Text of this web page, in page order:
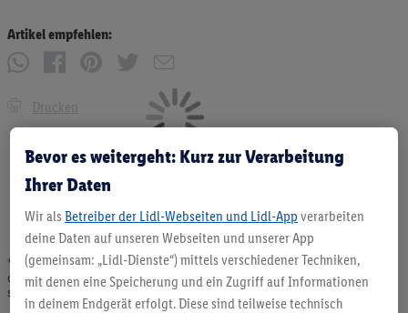
Artikel empfehlen:
Drucken
* Angebote solange Vorrat. Abgabe nur in haushaltsüblichen Mengen. Verkauf
ohne Dekoration. Die hier beworbenen Produkte, vor allem NonFood-Produkte,
sind nicht alle dauerhaft im Sortiment. Abbildungen ähnlich.
Bevor es weitergeht: Kurz zur Verarbeitung
Ihrer Daten
Wir als Betreiber der Lidl-Webseiten und Lidl-App verarbeiten
deine Daten auf unseren Webseiten und unserer App
(gemeinsam: „Lidl-Dienste“) mittels verschiedener Techniken,
mit denen eine Speicherung und ein Zugriff auf Informationen
in deinem Endgerät erfolgt. Diese sind teilweise technisch